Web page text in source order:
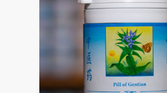
Cannaderm Henep